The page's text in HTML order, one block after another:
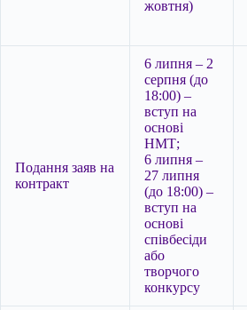
жовтня)
Подання заяв на
контракт
6 липня – 2
серпня (до
18:00) –
вступ на
основі
НМТ;
6 липня –
27 липня
(до 18:00) –
вступ на
основі
співбесіди
або
творчого
конкурсу